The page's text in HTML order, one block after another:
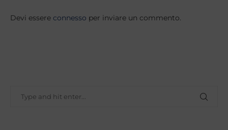
Devi essere connesso per inviare un commento.